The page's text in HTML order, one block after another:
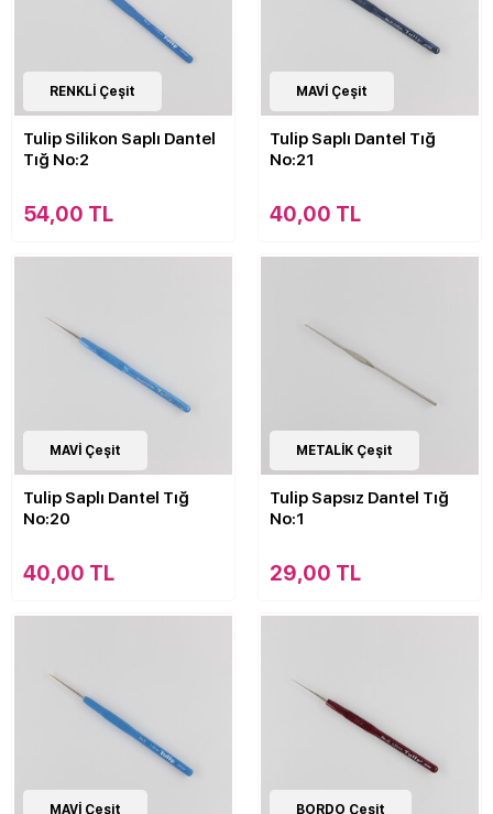
15Çeşit
RENKLİ Çeşit
Tulip Silikon Saplı Dantel
Tığ No:2
54,00 TL
13Çeşit
MAVİ Çeşit
Tulip Saplı Dantel Tığ
No:21
40,00 TL
13Çeşit
MAVİ Çeşit
Tulip Saplı Dantel Tığ
No:20
40,00 TL
15 Çeşit
METALİK Çeşit
Tulip Sapsız Dantel Tığ
No:1
29,00 TL
15Çeşit
MAVİ Çeşit 13Çeşit
BORDO Çeşit